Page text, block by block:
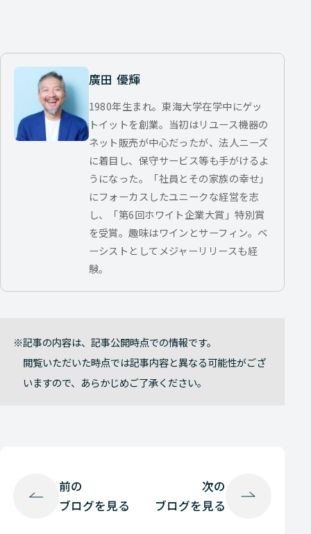
廣田 優輝
1980年生まれ。東海大学在学中にゲッ
トイットを創業。当初はリユース機器の
ネット販売が中心だったが、法人ニーズ
に着目し、保守サービス等も手がけるよ
うになった。「社員とその家族の幸せ」
にフォーカスしたユニークな経営を志
し、「第6回ホワイト企業大賞」特別賞
を受賞。趣味はワインとサーフィン。ベ
ーシストとしてメジャーリリースも経
験。
記事の内容は、記事公開時点での情報です。
閲覧いただいた時点では記事内容と異なる可能性がござ
いますので、あらかじめご了承ください。
前の
ブログを見る
次の
ブログを見る